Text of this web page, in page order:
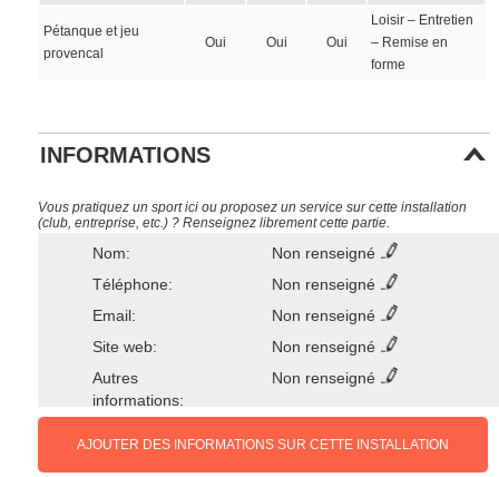
Pétanque et jeu
provencal
Oui Oui Oui
Loisir – Entretien
– Remise en
forme
INFORMATIONS
Vous pratiquez un sport ici ou proposez un service sur cette installation
(club, entreprise, etc.) ? Renseignez librement cette partie.
Nom:
Non renseigné
Téléphone:
Non renseigné
Email:
Non renseigné
Site web:
Non renseigné
Autres
informations:
Non renseigné
AJOUTER DES INFORMATIONS SUR CETTE INSTALLATION